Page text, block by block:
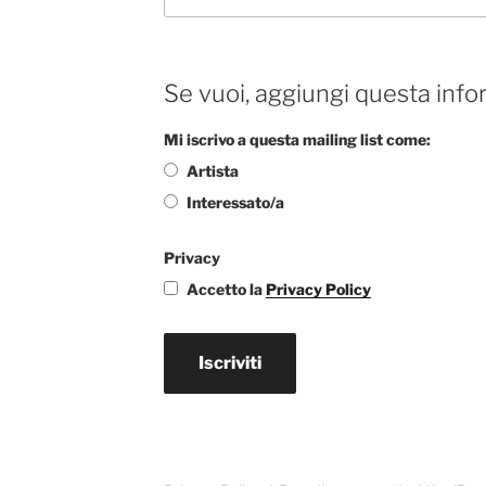
Se vuoi, aggiungi questa
Mi iscrivo a questa mailing list come:
Artista
Interessato/a
Privacy
Accetto laPrivacy Policy
Iscriviti